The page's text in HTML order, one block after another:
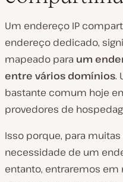
Um endereço IP
endereço dedicado,
mapeado para um
entre vários domínios.
bastante comum hoje
provedores de
Isso porque, para
necessidade de um
entanto, entraremos